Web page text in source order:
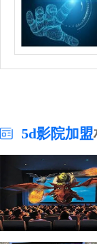
5d影院加盟